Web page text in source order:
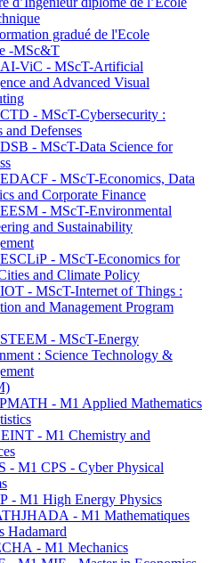
gradué de l'Ecole
-MSc&T
ViC - MScT-Artificial
and Advanced Visual
- MScT-Cybersecurity :
and Defenses
- MScT-Data Science for
- MScT-Economics, Data
and Corporate Finance
- MScT-Environmental
and Sustainability
- MScT-Economics for
and Climate Policy
- MScT-Internet of Things :
and Management Program
- MScT-Energy
: Science Technology &
- M1 Applied Mathematics
- M1 Chemistry and
- M1 CPS - Cyber Physical
- M1 High Energy Physics
- M1 Mathematiques
Hadamard
- M1 Mechanics